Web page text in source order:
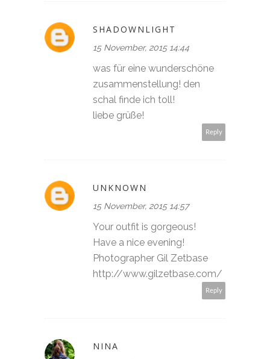
SHADOWNLIGHT
15 November, 2015 14:44
was für eine wunderschöne
zusammenstellung! den
schal finde ich toll!
liebe grüße!
Reply
UNKNOWN
15 November, 2015 14:57
Your outfit is gorgeous!
Have a nice evening!
Photographer Gil Zetbase
http://www.gilzetbase.com/
Reply
NINA